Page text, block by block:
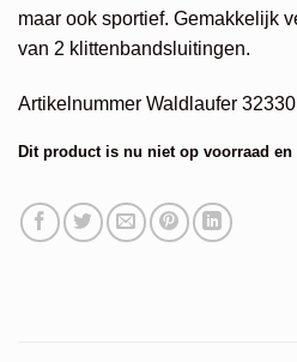
maar ook sportief. Gemakkelijk
van 2 klittenbandsluitingen.
Artikelnummer Waldlaufer
Dit product is nu niet op voorraad en
Alternative: